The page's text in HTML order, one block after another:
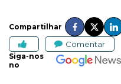
Compartilhar
Comentar
Siga-nos
no